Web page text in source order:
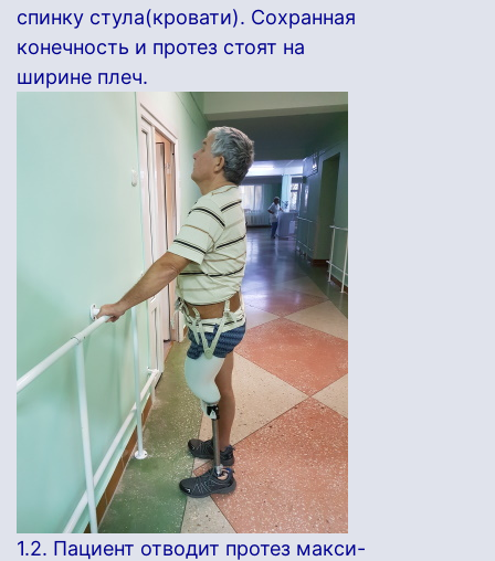
спинку стула(кровати). Сохранная
конечность и протез стоят на
ширине плеч.
1.2. Пациент отводит протез макси-